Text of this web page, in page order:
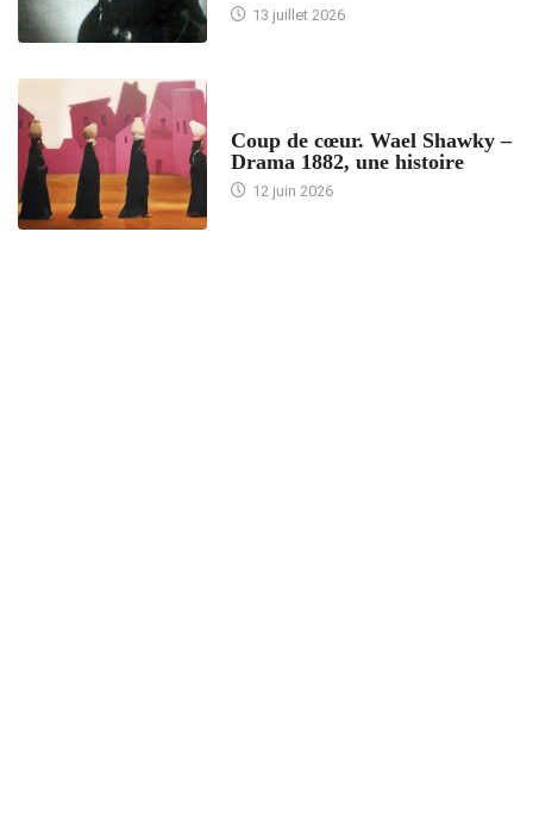
13 juillet 2026
Coup de cœur. Wael Shawky –
Drama 1882, une histoire
12 juin 2026